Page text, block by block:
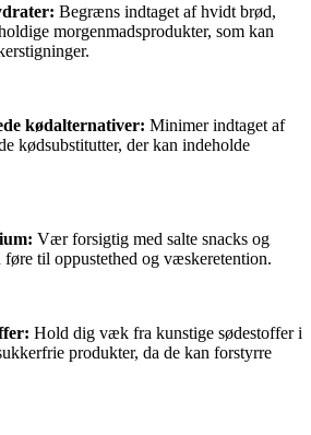
Begræns indtaget af hvidt brød,
morgenmadsprodukter, som kan
kødalternativer: Minimer indtaget af
kødsubstitutter, der kan indeholde
Vær forsigtig med salte snacks og
føre til oppustethed og væskeretention.
Hold dig væk fra kunstige sødestoffer i
produkter, da de kan forstyrre